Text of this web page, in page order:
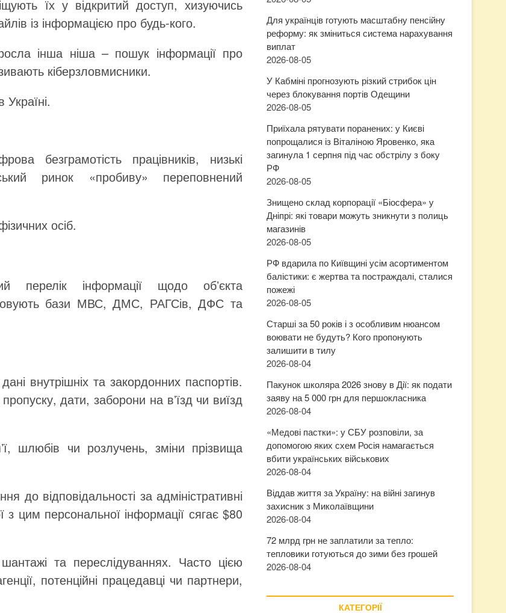
їх у відкритий доступ, хизуючись
із інформацією про будь-кого.
інша ніша – пошук інформації про
кіберзловмисники.
безграмотість працівників, низькі
ринок «пробиву» переповнений
осіб.
інформації щодо обʼєкта
бази МВС, ДМС, РАГСів, ДФС та
внутрішніх та закордонних паспортів.
дати, заборони на вʼїзд чи виїзд
шлюбів чи розлучень, зміни прізвища
до відповідальності за адміністративні
цим персональної інформації сягає $80
та переслідуваннях. Часто цією
потенційні працедавці чи партнери,
Для українців готують масштабну пенсійну
реформу: як зміниться система нарахування
виплат
2026-08-05
У Кабміні прогнозують різкий стрибок цін
через блокування портів Одещини
2026-08-05
Приїхала рятувати поранених: у Києві
попрощалися із Віталіною Яровенко, яка
загинула 1 серпня під час обстрілу з боку
РФ
2026-08-05
Знищено склад корпорації «Біосфера» у
Дніпрі: які товари можуть зникнути з полиць
магазинів
2026-08-05
РФ вдарила по Київщині усім асортиментом
балістики: є жертва та постраждалі, сталися
пожежі
2026-08-05
Старші за 50 років і з особливим нюансом
воювати не будуть? Кого пропонують
залишити в тилу
2026-08-04
Пакунок школяра 2026 знову в Дії: як подати
заяву на 5 000 грн для першокласника
2026-08-04
«Медові пастки»: у СБУ розповіли, за
допомогою яких схем Росія намагається
вбити українських військових
2026-08-04
Віддав життя за Україну: на війні загинув
захисник з Миколаївщини
2026-08-04
72 млрд грн не заплатили за тепло:
тепловики готуються до зими без грошей
2026-08-04
КАТЕГОРІЇ